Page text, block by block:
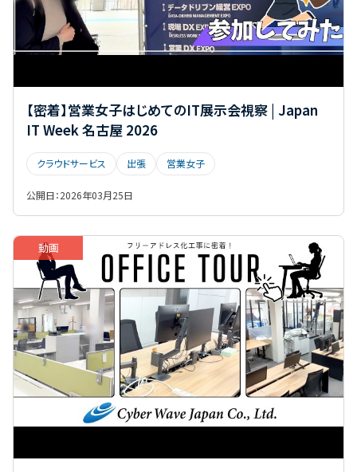
【密着】営業女子はじめてのIT展示会視察 | Japan
IT Week 名古屋 2026
クラウドサービス 出張 営業女子
公開日：2026年03月25日
動画